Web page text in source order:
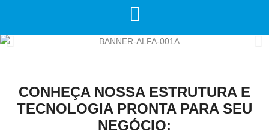
CONHEÇA NOSSA ESTRUTURA E
TECNOLOGIA PRONTA PARA SEU
NEGÓCIO: